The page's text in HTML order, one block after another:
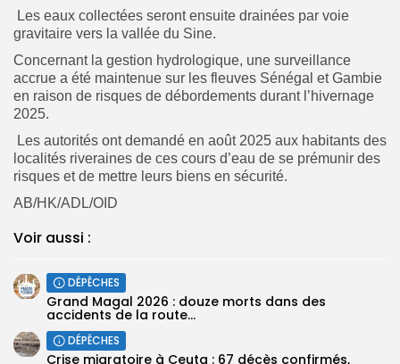
Les eaux collectées seront ensuite drainées par voie
gravitaire vers la vallée du Sine.
Concernant la gestion hydrologique, une surveillance
accrue a été maintenue sur les fleuves Sénégal et Gambie
en raison de risques de débordements durant l’hivernage
2025.
Les autorités ont demandé en août 2025 aux habitants des
localités riveraines de ces cours d’eau de se prémunir des
risques et de mettre leurs biens en sécurité.
AB/HK/ADL/OID
Voir aussi :
DÉPÊCHES
Grand Magal 2026 : douze morts dans des
accidents de la route...
DÉPÊCHES
Crise migratoire à Ceuta : 67 décès confirmés,